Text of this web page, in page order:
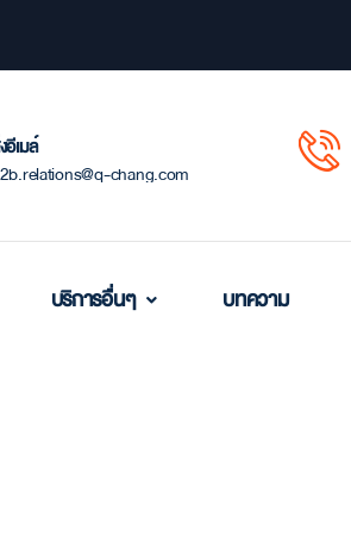
อีเมล์
chang.com
บริการอื่นๆ บทความ